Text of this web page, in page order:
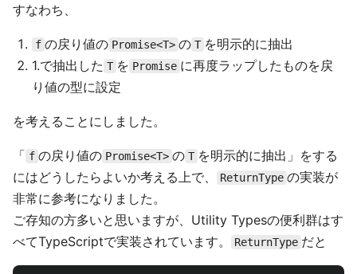
すなわち、
f の戻り値の Promise<T> の T を明示的に抽出
1.で抽出した T を Promise に再度ラップしたものを戻
り値の型に設定
を考えることにしました。
「 f の戻り値の Promise<T> の T を明示的に抽出」をする
にはどうしたらよいか考える上で、
ReturnType の実装が
非常に参考になりました。
ご存知の方多いと思いますが、Utility Typesの便利群はす
べてTypeScriptで実装されています。
ReturnType だと